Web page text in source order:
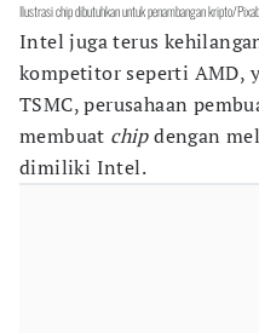
Ilustrasi chip dibutuhkan untuk penambangan kripto/
Intel juga terus
kompetitor seperti AMD,
TSMC, perusahaan
membuat chipdengan
dimiliki Intel.